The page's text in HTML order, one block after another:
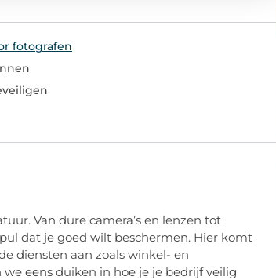
fotografen
Van dure camera’s en lenzen tot
dat je goed wilt beschermen. Hier komt
diensten aan zoals winkel- en
eens duiken in hoe je je bedrijf veilig